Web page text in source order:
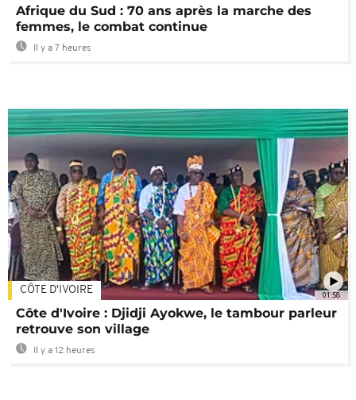
Afrique du Sud : 70 ans après la marche des
femmes, le combat continue
Il y a 7 heures
01:58
CÔTE D'IVOIRE
Côte d'Ivoire : Djidji Ayokwe, le tambour parleur
retrouve son village
Il y a 12 heures